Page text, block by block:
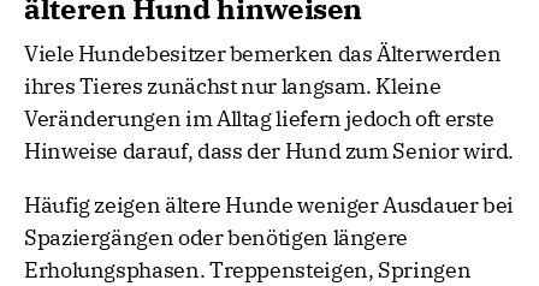
älteren Hund hinweisen
Viele Hundebesitzer bemerken das Älterwerden
ihres Tieres zunächst nur langsam. Kleine
Veränderungen im Alltag liefern jedoch oft erste
Hinweise darauf, dass der Hund zum Senior wird.
Häufig zeigen ältere Hunde weniger Ausdauer bei
Spaziergängen oder benötigen längere
Erholungsphasen. Treppensteigen, Springen